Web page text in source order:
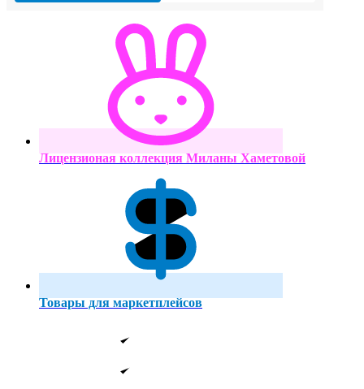
Лицензионая коллекция Миланы Хаметовой
Товары для маркетплейсов